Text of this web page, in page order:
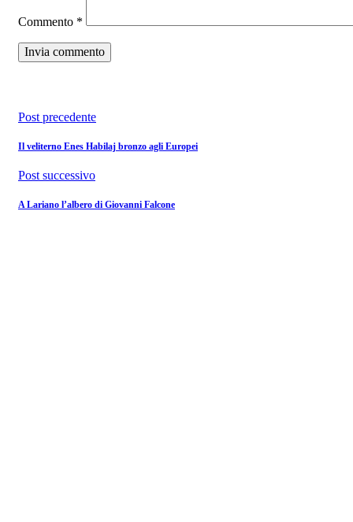
Commento *
Post precedente
Il veliterno Enes Habilaj bronzo agli Europei
Post successivo
A Lariano l’albero di Giovanni Falcone